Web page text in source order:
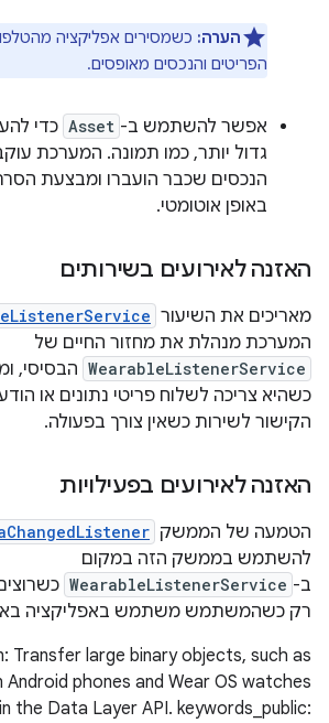
הערה: כשמסירים אפליקציה
הפריטים והנכסים מאופסים.
אפשר להשתמש ב- Asset כדי
גדול יותר, כמו תמונה. המערכת
הנכסים שכבר הועברו ומבצעת הסרת
באופן אוטומטי.
האזנה לאירועים בשירותים
מאריכים את השיעור
המערכת מנהלת את מחזור החיים של
WearableListenerService הבסיסי,
כשהיא צריכה לשלוח פריטי נתונים או
הקישור לשירות כשאין צורך בפעולה.
האזנה לאירועים בפעילויות
הטמעה של הממשק
להשתמש בממשק הזה במקום
ב- WearableListenerService
רק כשהמשתמש משתמש באפליקציה
Transfer large binary objects, such as
phones and Wear OS watches
the Data Layer API. keywords_public: